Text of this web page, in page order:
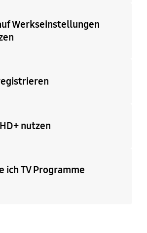
Werkseinstellungen
nutzen
ich TV Programme